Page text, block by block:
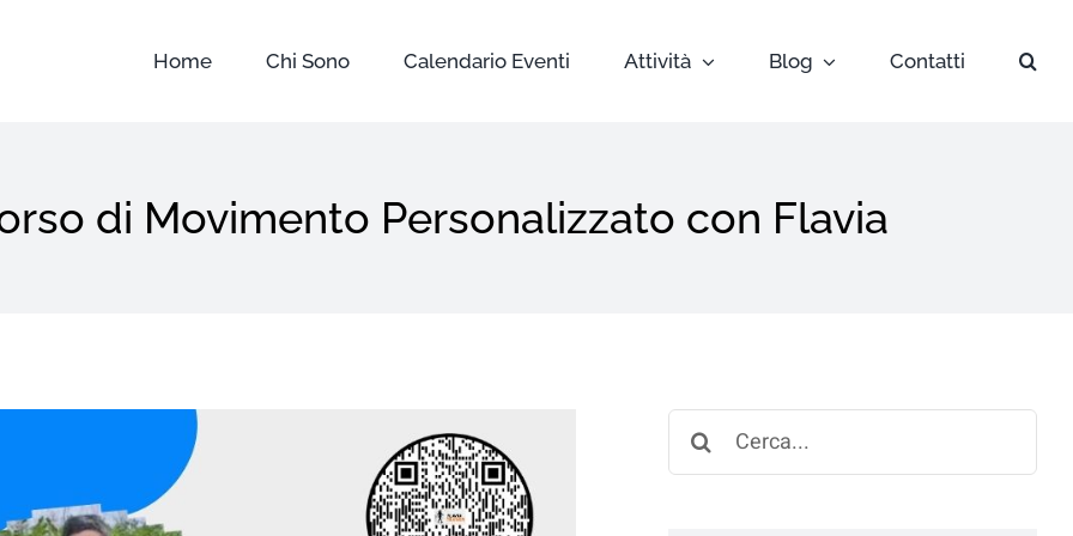
Home Chi Sono Calendario Eventi Attività Blog Contatti
di Movimento Personalizzato con Flavia
for: